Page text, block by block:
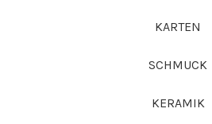
KARTEN
SCHMUCK
KERAMIK